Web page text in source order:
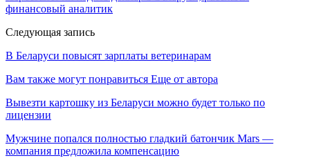
финансовый аналитик
Следующая запись
В Беларуси повысят зарплаты ветеринарам
Вам также могут понравиться Еще от автора
Вывезти картошку из Беларуси можно будет только по
лицензии
Мужчине попался полностью гладкий батончик Mars —
компания предложила компенсацию